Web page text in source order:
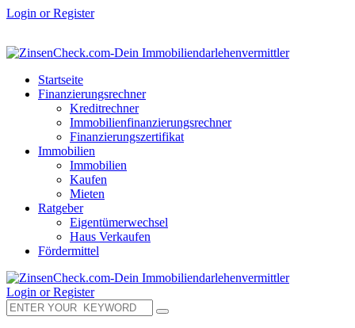
Login or Register
Startseite
Finanzierungsrechner
Kreditrechner
Immobilienfinanzierungsrechner
Finanzierungszertifikat
Immobilien
Immobilien
Kaufen
Mieten
Ratgeber
Eigentümerwechsel
Haus Verkaufen
Fördermittel
Login or Register